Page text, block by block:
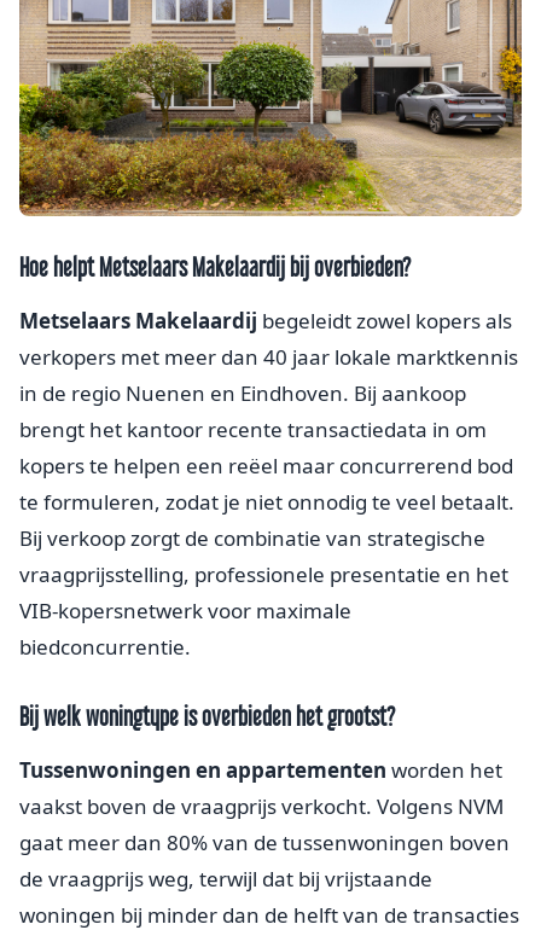
Hoe helpt Metselaars Makelaardij bij overbieden?
Metselaars Makelaardij begeleidt zowel kopers als
verkopers met meer dan 40 jaar lokale marktkennis
in de regio Nuenen en Eindhoven. Bij aankoop
brengt het kantoor recente transactiedata in om
kopers te helpen een reëel maar concurrerend bod
te formuleren, zodat je niet onnodig te veel betaalt.
Bij verkoop zorgt de combinatie van strategische
vraagprijsstelling, professionele presentatie en het
VIB-kopersnetwerk voor maximale
biedconcurrentie.
Bij welk woningtype is overbieden het grootst?
Tussenwoningen en appartementen worden het
vaakst boven de vraagprijs verkocht. Volgens NVM
gaat meer dan 80% van de tussenwoningen boven
de vraagprijs weg, terwijl dat bij vrijstaande
woningen bij minder dan de helft van de transacties